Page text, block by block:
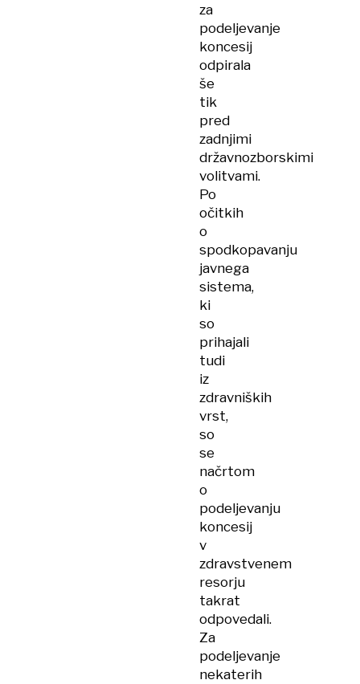
za
podeljevanje
koncesij
odpirala
še
tik
pred
zadnjimi
državnozborskimi
volitvami.
Po
očitkih
o
spodkopavanju
javnega
sistema,
ki
so
prihajali
tudi
iz
zdravniških
vrst,
so
se
načrtom
o
podeljevanju
koncesij
v
zdravstvenem
resorju
takrat
odpovedali.
Za
podeljevanje
nekaterih